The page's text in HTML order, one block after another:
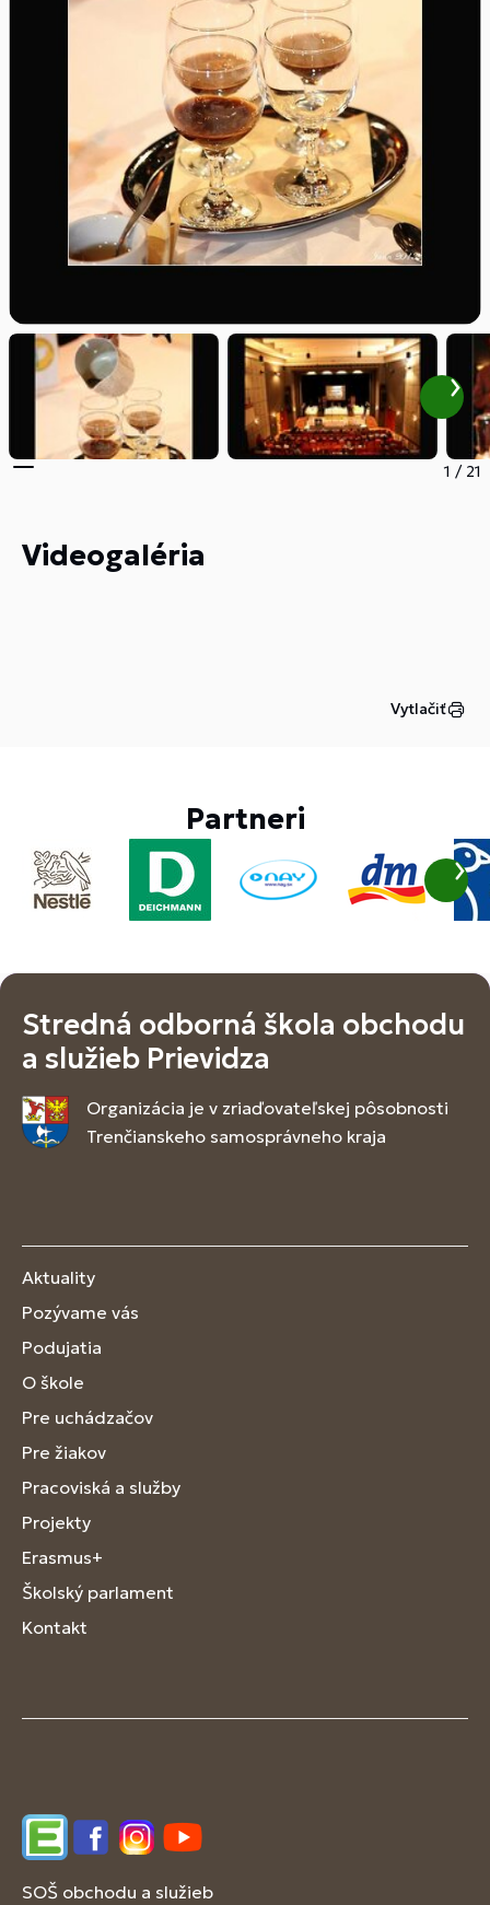
1 / 21
Videogaléria
Vytlačiť
Partneri
Stredná odborná škola obchodu
a služieb Prievidza
Organizácia je v zriaďovateľskej pôsobnosti
Trenčianskeho samosprávneho kraja
Aktuality
Pozývame vás
Podujatia
O škole
Pre uchádzačov
Pre žiakov
Pracoviská a služby
Projekty
Erasmus+
Školský parlament
Kontakt
EdupageFacebookInstagram
YouTube
SOŠ obchodu a služieb